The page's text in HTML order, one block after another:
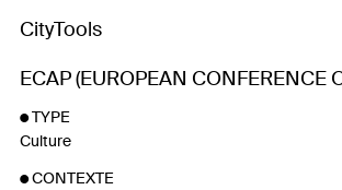
CityTools
ECAP (EUROPEAN CONFERENCE
TYPE
Culture
CONTEXTE